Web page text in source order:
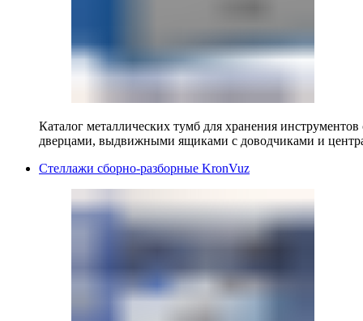
Каталог металлических тумб для хранения
дверцами, выдвижными ящиками с доводчиками и
Стеллажи сборно-разборные KronVuz